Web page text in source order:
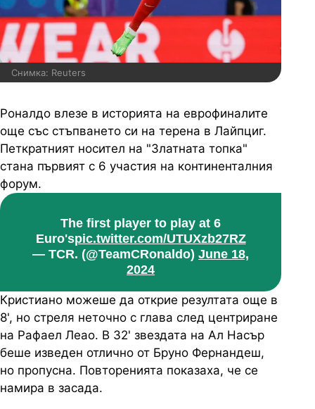
Снимка: Reuters
Роналдо влезе в историята на еврофиналите
още със стъпването си на терена в Лайпциг.
Петкратният носител на "Златната топка"
стана първият с 6 участия на континенталния
форум.
The first player to play at 6
Euro'spic.twitter.com/UTUXzb27RZ
— TCR. (@TeamCRonaldo) June 18,
2024
Кристиано можеше да открие резултата още в
8', но стреля неточно с глава след центриране
на Рафаел Леао. В 32' звездата на Ал Насър
беше изведен отлично от Бруно Фернандеш,
но пропусна. Повторенията показаха, че се
намира в засада.